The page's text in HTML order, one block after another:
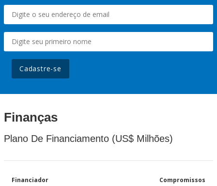
Cadastre-se
Finanças
Plano De Financiamento (US$ Milhões)
Financiador Compromissos